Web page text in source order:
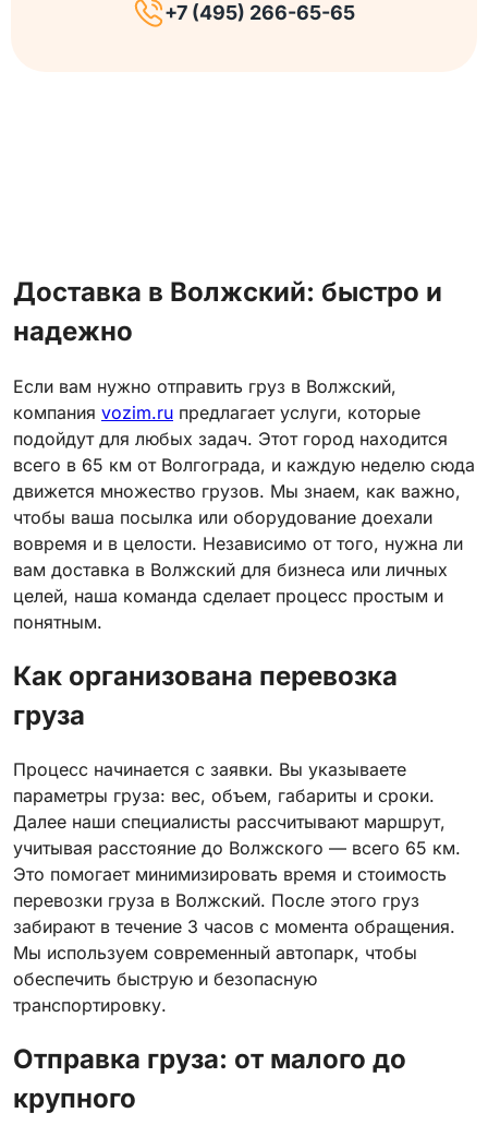
+7 (495) 266-65-65
Доставка в Волжский: быстро и
надежно
Если вам нужно отправить груз в Волжский,
компания vozim.ru предлагает услуги, которые
подойдут для любых задач. Этот город находится
всего в 65 км от Волгограда, и каждую неделю сюда
движется множество грузов. Мы знаем, как важно,
чтобы ваша посылка или оборудование доехали
вовремя и в целости. Независимо от того, нужна ли
вам доставка в Волжский для бизнеса или личных
целей, наша команда сделает процесс простым и
понятным.
Как организована перевозка
груза
Процесс начинается с заявки. Вы указываете
параметры груза: вес, объем, габариты и сроки.
Далее наши специалисты рассчитывают маршрут,
учитывая расстояние до Волжского — всего 65 км.
Это помогает минимизировать время и стоимость
перевозки груза в Волжский. После этого груз
забирают в течение 3 часов с момента обращения.
Мы используем современный автопарк, чтобы
обеспечить быструю и безопасную
транспортировку.
Отправка груза: от малого до
крупного